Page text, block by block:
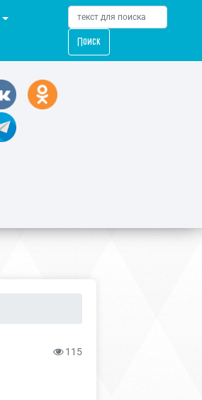
Поиск
115